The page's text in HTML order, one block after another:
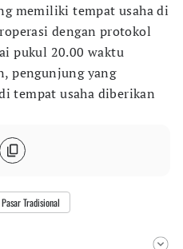
memiliki tempat usaha di
dengan protokol
pukul 20.00 waktu
pengunjung yang
tempat usaha diberikan
Pasar Tradisional